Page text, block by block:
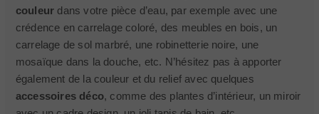
couleur dans votre pièce d’eau, par exemple avec une
crédence en carrelage coloré, des meubles en bois, un
carrelage de sol marbré, une robinetterie noire, une
mosaïque dans la douche, etc. N’hésitez pas à apporter
également de la couleur et du relief avec quelques
accessoires déco, comme des plantes d’intérieur, un miroir